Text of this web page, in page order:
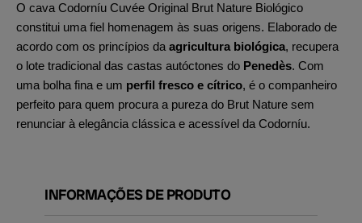
O cava Codorníu Cuvée Original Brut Nature Biológico
constitui uma fiel homenagem às suas origens. Elaborado de
acordo com os princípios da agricultura biológica, recupera
o lote tradicional das castas autóctones do Penedès. Com
uma bolha fina e um perfil fresco e cítrico, é o companheiro
perfeito para quem procura a pureza do Brut Nature sem
renunciar à elegância clássica e acessível da Codorníu.
INFORMAÇÕES DE PRODUTO